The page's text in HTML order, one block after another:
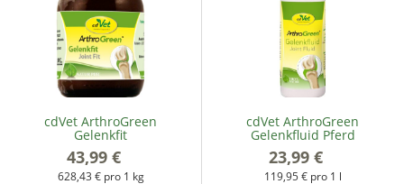
cdVet ArthroGreen
Gelenkfit
43,99 €
628,43 € pro 1 kg
cdVet ArthroGreen
Gelenkfluid Pferd
23,99 €
119,95 € pro 1 l